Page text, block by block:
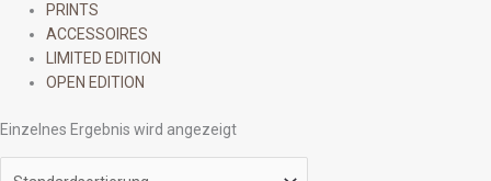
PRINTS
ACCESSOIRES
LIMITED EDITION
OPEN EDITION
Einzelnes Ergebnis wird angezeigt